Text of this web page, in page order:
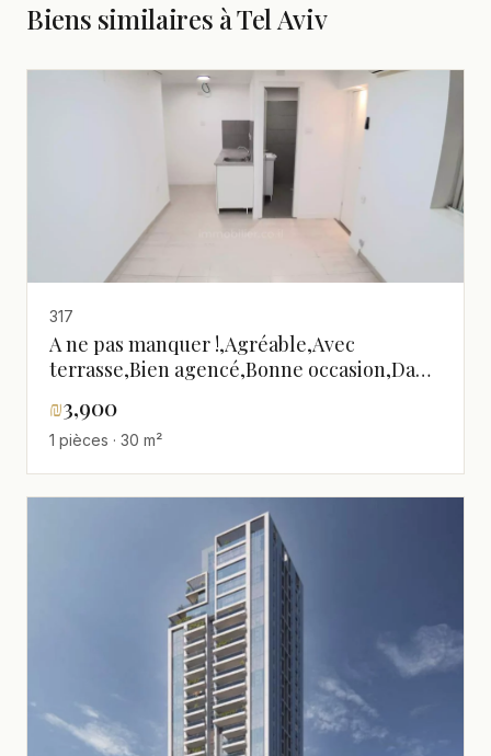
Biens similaires à Tel Aviv
317
A ne pas manquer !,Agréable,Avec
terrasse,Bien agencé,Bonne occasion,Dans
₪3,900
1 pièces · 30 m²